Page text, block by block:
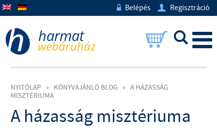
w Belépés U Regisztráció
L
NYITÓLAP » KÖNYVAJÁNLÓ BLOG » A HÁZASSÁG
MISZTÉRIUMA
A házasság misztériuma